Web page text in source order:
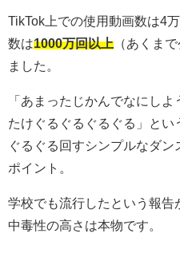
TikTok上での使用動画数は4
数は1000万回以上 （あくま
ました。
「あまったじかんでなにし
たけぐるぐるぐるぐる」と
ぐるぐる回すシンプルなダ
ポイント。
学校でも流行したという報
中毒性の高さは本物です。